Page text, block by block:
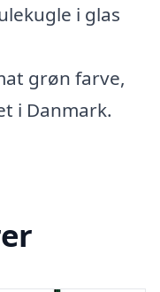
i glas
grøn farve,
i Danmark.